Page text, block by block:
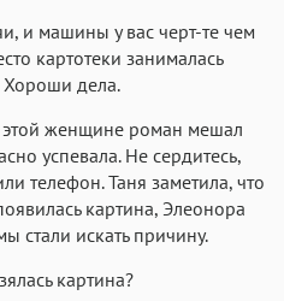
и машины у вас черт-те чем
картотеки занималась
дела.
женщине роман мешал
успевала. Не сердитесь,
телефон. Таня заметила, что
картина, Элеонора
стали искать причину.
картина?